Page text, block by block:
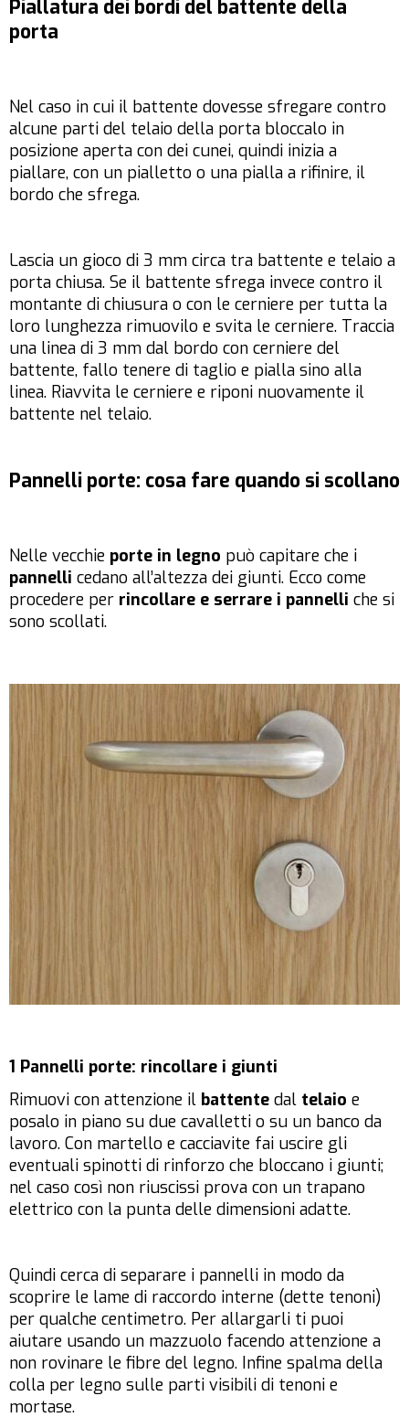
Piallatura dei bordi del battente della
porta
Nel caso in cui il battente dovesse sfregare contro
alcune parti del telaio della porta bloccalo in
posizione aperta con dei cunei, quindi inizia a
piallare, con un pialletto o una pialla a rifinire, il
bordo che sfrega.
Lascia un gioco di 3 mm circa tra battente e telaio a
porta chiusa. Se il battente sfrega invece contro il
montante di chiusura o con le cerniere per tutta la
loro lunghezza rimuovilo e svita le cerniere. Traccia
una linea di 3 mm dal bordo con cerniere del
battente, fallo tenere di taglio e pialla sino alla
linea. Riavvita le cerniere e riponi nuovamente il
battente nel telaio.
Pannelli porte: cosa fare quando si scollano
Nelle vecchie porte in legno può capitare che i
pannelli cedano all’altezza dei giunti. Ecco come
procedere per rincollare e serrare i pannelli che si
sono scollati.
1 Pannelli porte: rincollare i giunti
Rimuovi con attenzione il battente dal telaio e
posalo in piano su due cavalletti o su un banco da
lavoro. Con martello e cacciavite fai uscire gli
eventuali spinotti di rinforzo che bloccano i giunti;
nel caso così non riuscissi prova con un trapano
elettrico con la punta delle dimensioni adatte.
Quindi cerca di separare i pannelli in modo da
scoprire le lame di raccordo interne (dette tenoni)
per qualche centimetro. Per allargarli ti puoi
aiutare usando un mazzuolo facendo attenzione a
non rovinare le fibre del legno. Infine spalma della
colla per legno sulle parti visibili di tenoni e
mortase.